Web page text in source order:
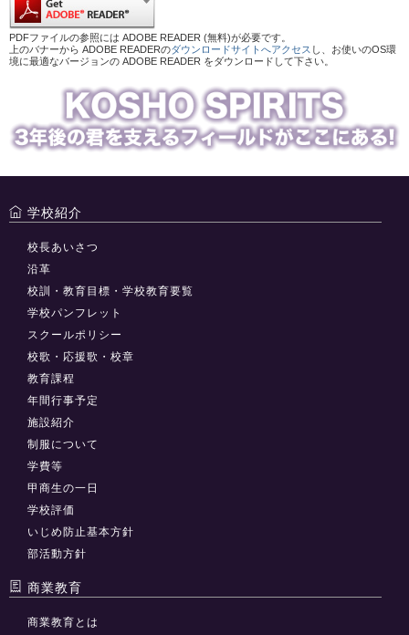
PDFファイルの参照には ADOBE READER (無料)が必要です。
上のバナーから ADOBE READERのダウンロードサイトへアクセス し、お使いのOS環
境に最適なバージョンの ADOBE READER をダウンロードして下さい。
学校紹介
校長あいさつ
沿革
校訓・教育目標・学校教育要覧
学校パンフレット
スクールポリシー
校歌・応援歌・校章
教育課程
年間行事予定
施設紹介
制服について
学費等
甲商生の一日
学校評価
いじめ防止基本方針
部活動方針
商業教育
商業教育とは